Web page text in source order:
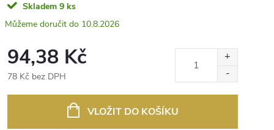
Skladem 9 ks
10.8.2026
94,38 Kč
78 Kč bez DPH
VLOŽIT DO KOŠÍKU